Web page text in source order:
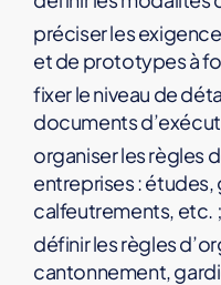
préciser les
et de prototypes à
fixer le niveau de
documents
organiser les règles
entreprises :
calfeutrements, etc. ;
définir les règles
cantonnement,